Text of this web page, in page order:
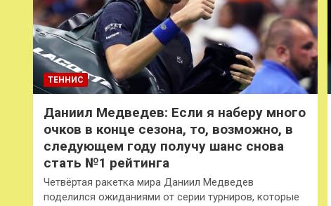
ТЕННИС
Даниил Медведев: Если я наберу много
очков в конце сезона, то, возможно, в
следующем году получу шанс снова
стать №1 рейтинга
Четвёртая ракетка мира Даниил Медведев
поделился ожиданиями от серии турниров, которые